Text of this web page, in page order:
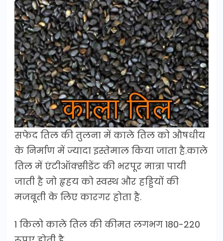
सफेद तिल की तुलना में काले तिल को औषधीय
के निर्माण में ज्यादा इस्तेमाल किया जाता है.काले
तिल में एंटीऑक्सीडेंट की भरपूर मात्रा पायी
जाती है जो हृहय को स्वस्थ और हड्डियों की
मजबूती के लिए कारगर होता है.
1 किलो काले तिल की कीमत लगभग 180-220